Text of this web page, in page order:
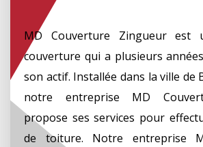
MD Couverture Zingueur est
couverture qui a plusieurs
son actif. Installée dans la ville de
notre entreprise MD
propose ses services pour
de toiture. Notre entreprise